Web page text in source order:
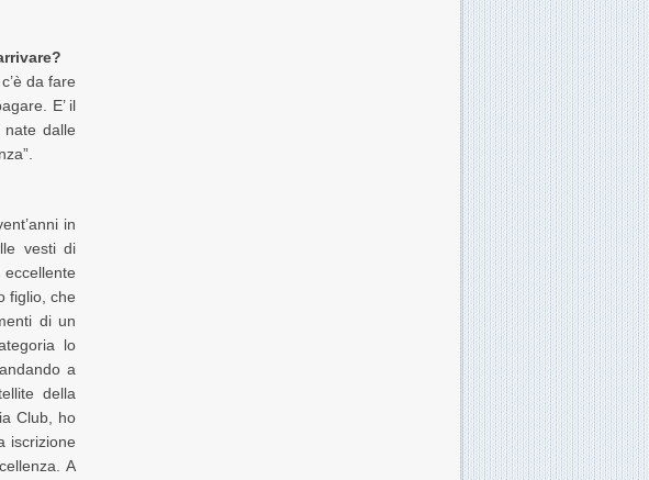
da fare
E’ il
dalle
in
vesti di
figlio, che
di un
lo
a
della
Club, ho
iscrizione
A